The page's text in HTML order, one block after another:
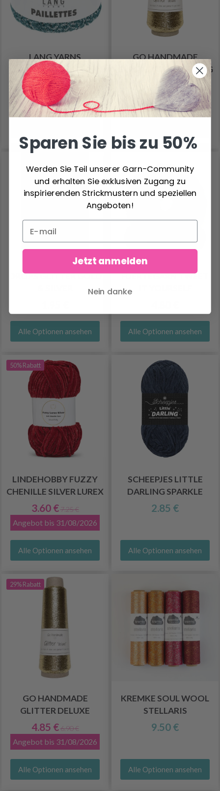
LANG YARNS
PAILLETTES
8.30 €
GO HANDMADE
GLITTER "DELUXE" 60 G
5.30 €7.60 €
Angebot bis 31/08/2026
DROPS GLITTER GOLD
Alle Optionen ansehen
HJERTEGARN TWEET
Alle Optionen ansehen
50% Rabatt
LINDEHOBBY FUZZY
CHENILLE SILVER LUREX
3.60 € 7.25 €
Angebot bis 31/08/2026
Alle Optionen ansehen
SCHEEPJES LITTLE
DARLING SPARKLE
2.85 €
Alle Optionen ansehen
29% Rabatt
GO HANDMADE
GLITTER DELUXE
4.85 € 6.90 €
Angebot bis 31/08/2026
Alle Optionen ansehen
KREMKE SOUL WOOL
STELLARIS
9.50 €
Alle Optionen ansehen
Sparen Sie bis zu 50%
Werden Sie Teil unserer Garn-Community
und erhalten Sie exklusiven Zugang zu
inspirierenden Strickmustern und speziellen
Angeboten!
Jetzt anmelden
Nein danke